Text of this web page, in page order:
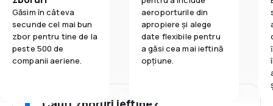
Găsim în câteva
secunde cel mai bun
zbor pentru tine de la
peste 500 de
companii aeriene.
aeroporturile din
apropiere și alege
date flexibile pentru
a găsi cea mai ieftină
opțiune.